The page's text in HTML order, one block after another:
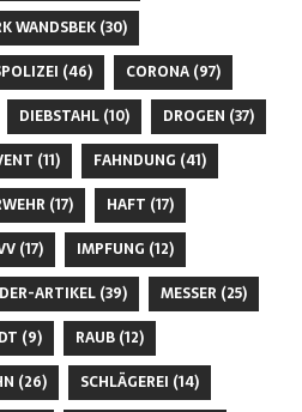
WANDSBEK (30)
(46) CORONA (97)
DIEBSTAHL (10) DROGEN (37)
(11) FAHNDUNG (41)
(17) HAFT (17)
(17) IMPFUNG (12)
ARTIKEL (39) MESSER (25)
(9) RAUB (12)
(26) SCHLÄGEREI (14)